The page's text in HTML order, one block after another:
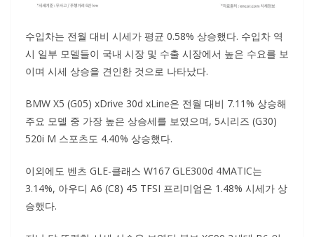
수입차는 전월 대비 시세가 평균 0.58% 상승했다. 수입차 역
시 일부 모델들이 국내 시장 및 수출 시장에서 높은 수요를 보
이며 시세 상승을 견인한 것으로 나타났다.
BMW X5 (G05) xDrive 30d xLine은 전월 대비 7.11% 상승해
주요 모델 중 가장 높은 상승세를 보였으며, 5시리즈 (G30)
520i M 스포츠도 4.40% 상승했다.
이외에도 벤츠 GLE-클래스 W167 GLE300d 4MATIC는
3.14%, 아우디 A6 (C8) 45 TFSI 프리미엄은 1.48% 시세가 상
승했다.